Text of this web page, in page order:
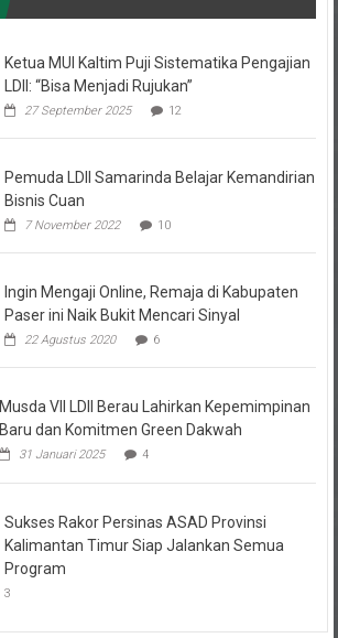
LDII: “Bisa Menjadi Rujukan”
27 September 2025 12
Bisnis Cuan
7 November 2022
Paser ini Naik Bukit Mencari Sinyal
22 Agustus 2020 6
Baru dan Komitmen Green Dakwah
31 Januari 2025 4
Kalimantan Timur Siap Jalankan Semua
Program
3